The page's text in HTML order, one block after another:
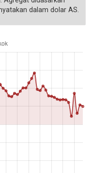
dalam dolar AS.
bruto semua produsen
dalam nilai produk. Ini
untuk depresiasi
dan degradasi